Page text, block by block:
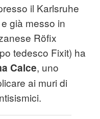
il Karlsruhe
già messo in
Röfix
tedesco Fixit) ha
Calce, uno
ai muri di